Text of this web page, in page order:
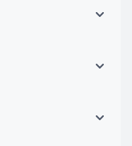
, video e documenti
o scaricare dal
(max)